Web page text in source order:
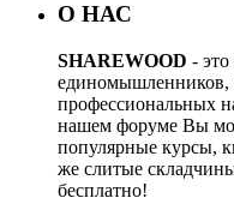
О НАС
SHAREWOOD - это
профессиональных
нашем форуме Вы
популярные курсы,
же слитые
бесплатно!